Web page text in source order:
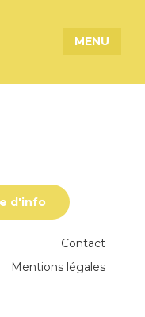
MENU
d'info
Contact
Mentions légales